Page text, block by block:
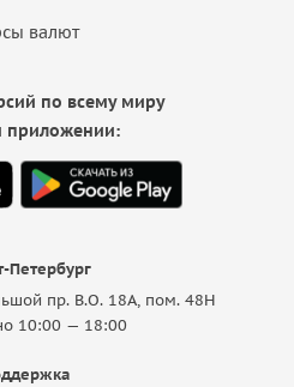
валют
Петербург
пр. В.О. 18A, пом. 48Н
10:00 — 18:00
по всему миру
приложении: